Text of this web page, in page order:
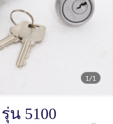
1/1
น 5100